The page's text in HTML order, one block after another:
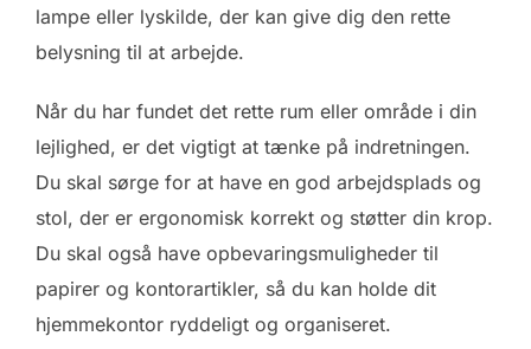
lampe eller lyskilde, der kan give dig den rette
belysning til at arbejde.
Når du har fundet det rette rum eller område i din
lejlighed, er det vigtigt at tænke på indretningen.
Du skal sørge for at have en god arbejdsplads og
stol, der er ergonomisk korrekt og støtter din krop.
Du skal også have opbevaringsmuligheder til
papirer og kontorartikler, så du kan holde dit
hjemmekontor ryddeligt og organiseret.